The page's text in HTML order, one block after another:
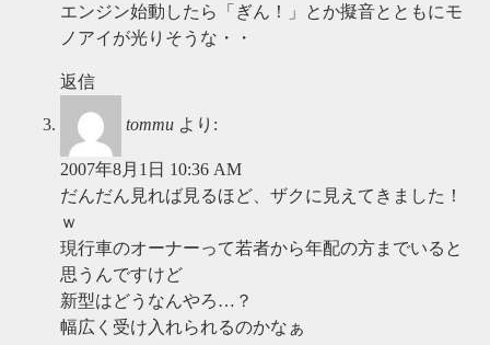
エンジン始動したら「ぎん！」とか擬音とともにモ
ノアイが光りそうな・・
返信
tommu より:
2007年8月1日 10:36 AM
だんだん見れば見るほど、ザクに見えてきました！
ｗ
現行車のオーナーって若者から年配の方までいると
思うんですけど
新型はどうなんやろ…？
幅広く受け入れられるのかなぁ